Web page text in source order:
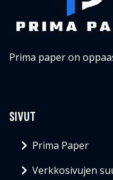
Prima paper on
SIVUT
Prima Paper
Verkkosivujen